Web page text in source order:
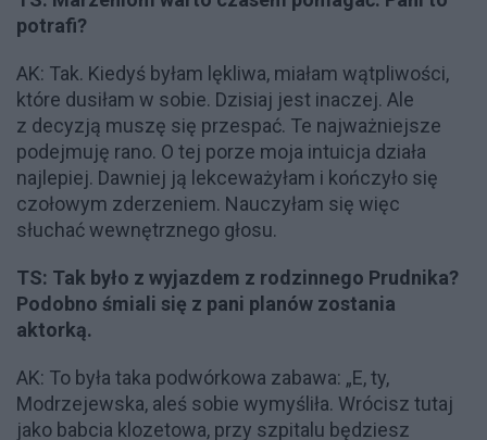
potrafi?
AK: Tak. Kiedyś byłam lękliwa, miałam wątpliwości,
które dusiłam w sobie. Dzisiaj jest inaczej. Ale
z decyzją muszę się przespać. Te najważniejsze
podejmuję rano. O tej porze moja intuicja działa
najlepiej. Dawniej ją lekceważyłam i kończyło się
czołowym zderzeniem. Nauczyłam się więc
słuchać wewnętrznego głosu.
TS: Tak było z wyjazdem z rodzinnego Prudnika?
Podobno śmiali się z pani planów zostania
aktorką.
AK: To była taka podwórkowa zabawa: „E, ty,
Modrzejewska, aleś sobie wymyśliła. Wrócisz tutaj
jako babcia klozetowa, przy szpitalu będziesz